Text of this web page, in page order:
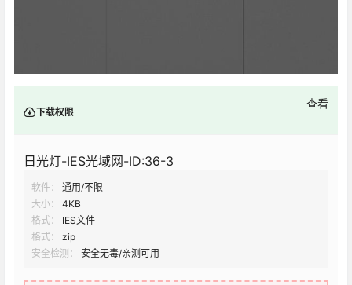
下载权限
查看
日光灯-IES光域网-ID:36-3
软件：
通用/不限
大小：
4KB
格式：
IES文件
格式：
zip
安全检测：
安全无毒/亲测可用